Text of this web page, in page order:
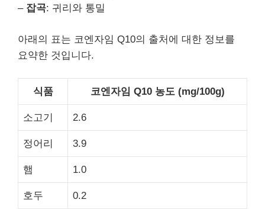
– 잡곡: 귀리와 통밀
아래의 표는 코엔자임 Q10의 출처에 대한 정보를
요약한 것입니다.
식품 코엔자임 Q10 농도 (mg/100g)
소고기 2.6
정어리 3.9
햄 1.0
호두 0.2